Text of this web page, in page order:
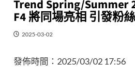
Trend Spring/Summer
F4 將同場亮相 引發粉
2025-03-02
發佈時間： 2025/03/02 17:56